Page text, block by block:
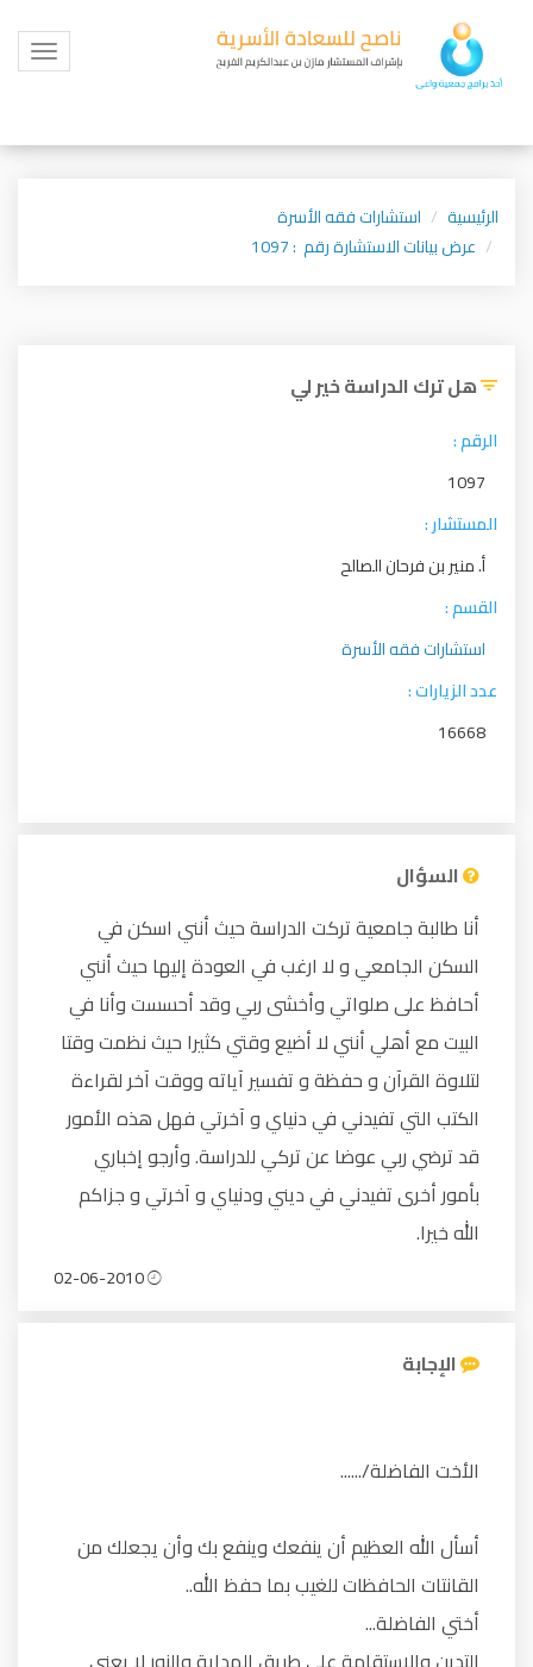
Toggle
الرئيسية
استشارات فقه الأسرة
عرض بيانات الاستشارة رقم : 1097
هل ترك الدراسة خير لي
الرقم :
1097
المستشار :
أ. منير بن فرحان الصالح
القسم :
استشارات فقه الأسرة
عدد الزيارات :
16668
السؤال
أنا طالبة جامعية تركت الدراسة حيث أنني اسكن في
السكن الجامعي و لا ارغب في العودة إليها حيث أنني
أحافظ على صلواتي وأخشى ربي وقد أحسست وأنا في
البيت مع أهلي أنني لا أضيع وقتي كثيرا حيث نظمت وقتا
لتلاوة القرآن و حفظة و تفسير آياته ووقت آخر لقراءة
الكتب التي تفيدني في دنياي و آخرتي فهل هذه الأمور
قد ترضي ربي عوضا عن تركي للدراسة. وأرجو إخباري
بأمور أخرى تفيدني في ديني ودنياي و آخرتي و جزاكم
الله خيرا.
الإجابة
الأخت الفاضلة/......
أسأل الله العظيم أن ينفعك وينفع بك وأن يجعلك من
القانتات الحافظات للغيب بما حفظ الله..
أختي الفاضلة...